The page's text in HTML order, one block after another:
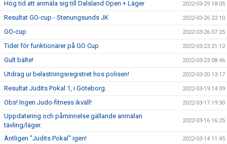
Hög tid att anmäla sig till Dalsland Open + Läger 2022-03-29 18:05
Resultat GO-cup - Stenungsunds JK 2022-03-26 22:10
GO-cup 2022-03-26 07:25
Tider för funktionärer på GO Cup 2022-03-23 21:12
Gult bälte! 2022-03-23 08:46
Utdrag ur belastningsregistret hos polisen! 2022-03-20 13:17
Resultat Judits Pokal 1, i Göteborg. 2022-03-19 14:09
Obs! Ingen Judo-fitness ikväll! 2022-03-17 19:30
Uppdatering och påminnelse gällande anmälan
tävling/läger.
2022-03-16 16:25
Äntligen "Judits Pokal" igen! 2022-03-14 11:45